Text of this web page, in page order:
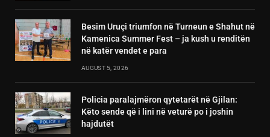
Besim Uruçi triumfon në Turneun e Shahut në
Kamenica Summer Fest – ja kush u renditën
në katër vendet e para
AUGUST 5, 2026
Policia paralajmëron qytetarët në Gjilan:
Këto sende që i lini në veturë po i joshin
hajdutët